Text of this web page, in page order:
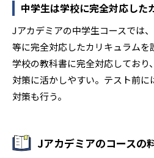
中学生は学校に完全対応した
Jアカデミアの中学生コースでは
等に完全対応したカリキュラムを
学校の教科書に完全対応しており
対策に活かしやすい。テスト前
対策も行う。
Jアカデミアのコースの